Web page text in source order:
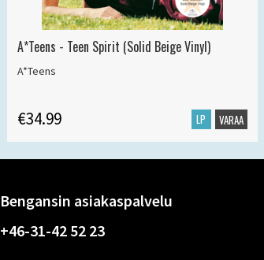
A*Teens - Teen Spirit (Solid Beige Vinyl)
A*Teens
€34.99 LP VARAA
Bengansin asiakaspalvelu
+46-31-42 52 23